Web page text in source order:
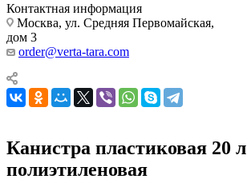
Контактная информация
Москва, ул. Средняя Первомайская,
дом 3
order@verta-tara.com
Канистра пластиковая 20 л
полиэтиленовая